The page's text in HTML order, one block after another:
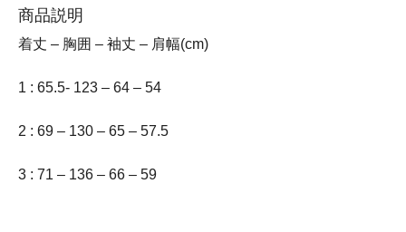
商品説明
着丈 – 胸囲 – 袖丈 – 肩幅(cm)
1 : 65.5- 123 – 64 – 54
2 : 69 – 130 – 65 – 57.5
3 : 71 – 136 – 66 – 59